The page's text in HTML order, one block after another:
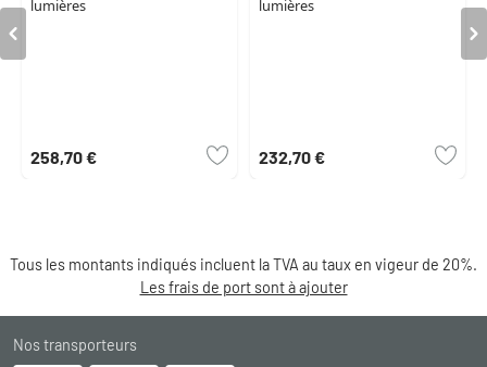
lumières
258,70 €
lumières
232,70 €
Tous les montants indiqués incluent la TVA au taux en vigeur de 20%.
Les frais de port sont à ajouter
Nos transporteurs